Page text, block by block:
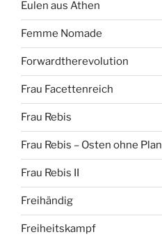
Eulen aus Athen
Femme Nomade
Forwardtherevolution
Frau Facettenreich
Frau Rebis
Frau Rebis – Osten ohne Plan
Frau Rebis II
Freihändig
Freiheitskampf